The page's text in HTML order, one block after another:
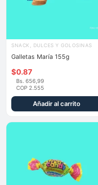
SNACK, DULCES Y GOLOSINAS
Galletas María 155g
$0.87
Bs. 656,99
COP 2.555
Añadir al carrito